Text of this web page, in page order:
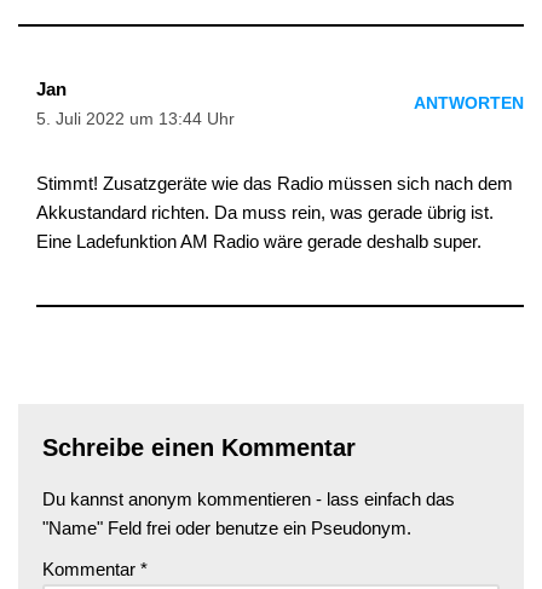
Jan
5. Juli 2022 um 13:44 Uhr
ANTWORTEN
Stimmt! Zusatzgeräte wie das Radio müssen sich nach dem
Akkustandard richten. Da muss rein, was gerade übrig ist.
Eine Ladefunktion AM Radio wäre gerade deshalb super.
Schreibe einen Kommentar
Du kannst anonym kommentieren - lass einfach das
"Name" Feld frei oder benutze ein Pseudonym.
Kommentar *